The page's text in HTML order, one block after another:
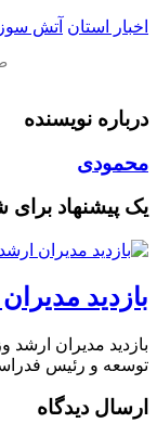
اخبار استان آتش
درباره نویسنده
محمودی
یک پیشنهاد برای
بازدید
بازدید مدیران
توسعه و رئیس
ارسال دیدگاه